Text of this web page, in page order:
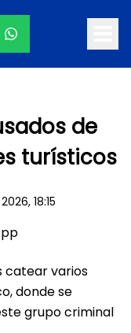
de
turísticos
18:15
catear varios
donde se
grupo criminal